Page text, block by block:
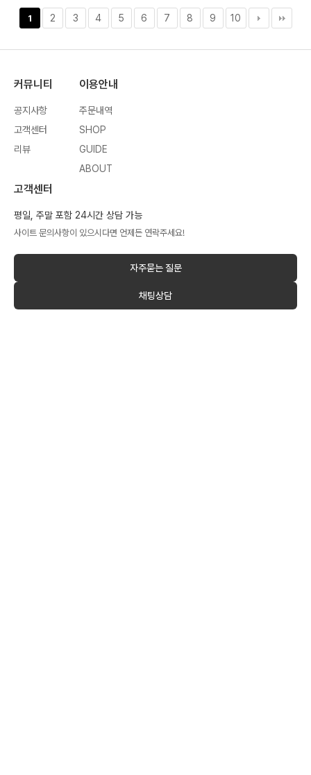
1 2 3 4 5 6 7 8 9 10
커뮤니티
공지사항
고객센터
리뷰
이용안내
주문내역
SHOP
GUIDE
ABOUT
고객센터
평일, 주말 포함 24시간 상담 가능
사이트 문의사항이 있으시다면 언제든 연락주세요!
자주묻는 질문
채팅상담